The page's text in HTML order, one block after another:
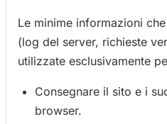
Le minime informazioni
(log del server, richieste
utilizzate esclusivamente
Consegnare il sito e i
browser.